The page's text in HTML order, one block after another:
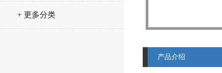
+ 更多分类
产品介绍